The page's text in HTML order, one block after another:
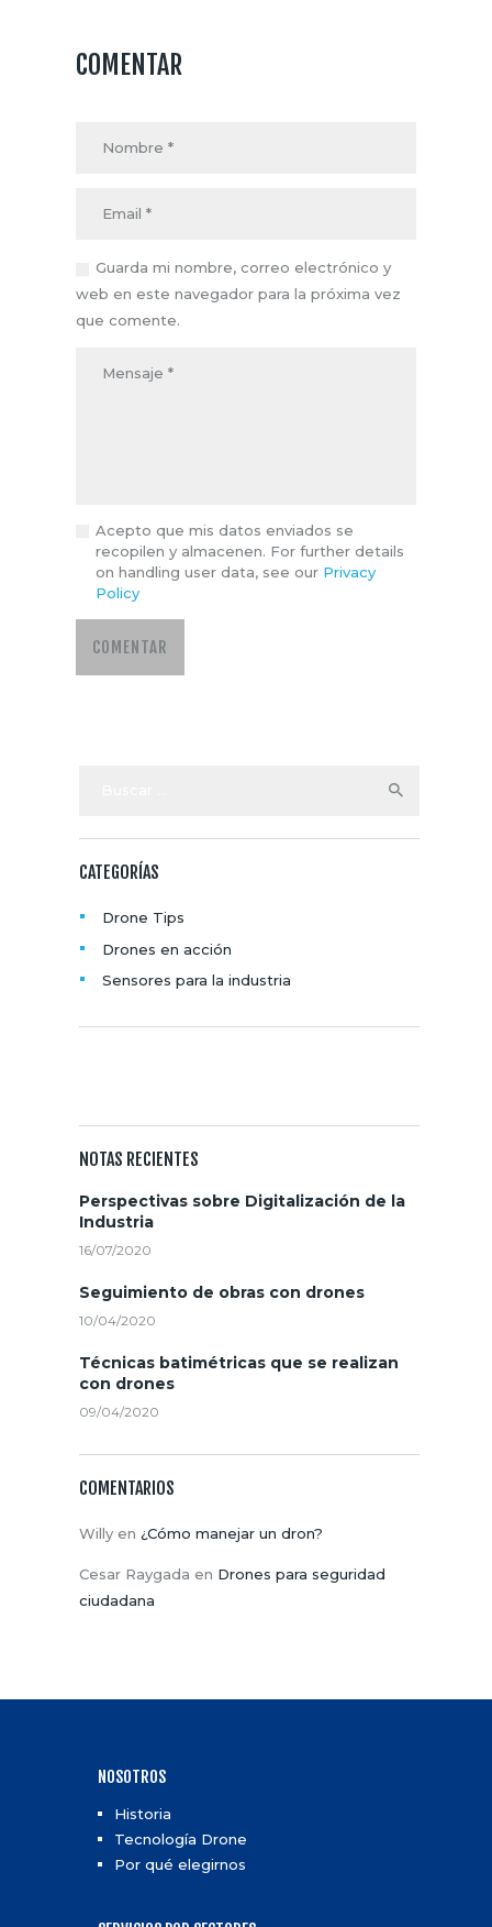
COMENTAR
Guarda mi nombre, correo electrónico y
web en este navegador para la próxima vez
que comente.
Acepto que mis datos enviados se
recopilen y almacenen. For further details
on handling user data, see our Privacy
Policy
CATEGORÍAS
Drone Tips
Drones en acción
Sensores para la industria
NOTAS RECIENTES
Perspectivas sobre Digitalización de la
Industria
16/07/2020
Seguimiento de obras con drones
10/04/2020
Técnicas batimétricas que se realizan
con drones
09/04/2020
COMENTARIOS
Willy en¿Cómo manejar un dron?
Cesar Raygada en Drones para seguridad
ciudadana
NOSOTROS
Historia
Tecnología Drone
Por qué elegirnos